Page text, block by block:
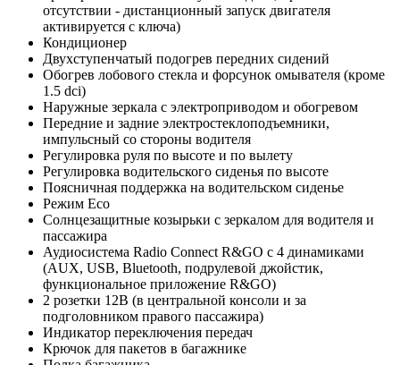
отсутствии - дистанционный запуск двигателя
активируется с ключа)
Кондиционер
Двухступенчатый подогрев передних сидений
Обогрев лобового стекла и форсунок омывателя (кроме
1.5 dci)
Наружные зеркала с электроприводом и обогревом
Передние и задние электростеклоподъемники,
импульсный со стороны водителя
Регулировка руля по высоте и по вылету
Регулировка водительского сиденья по высоте
Поясничная поддержка на водительском сиденье
Режим Eco
Солнцезащитные козырьки с зеркалом для водителя и
пассажира
Аудиосистема Radio Connect R&GO с 4 динамиками
(AUX, USB, Bluetooth, подрулевой джойстик,
функциональное приложение R&GO)
2 розетки 12В (в центральной консоли и за
подголовником правого пассажира)
Индикатор переключения передач
Крючок для пакетов в багажнике